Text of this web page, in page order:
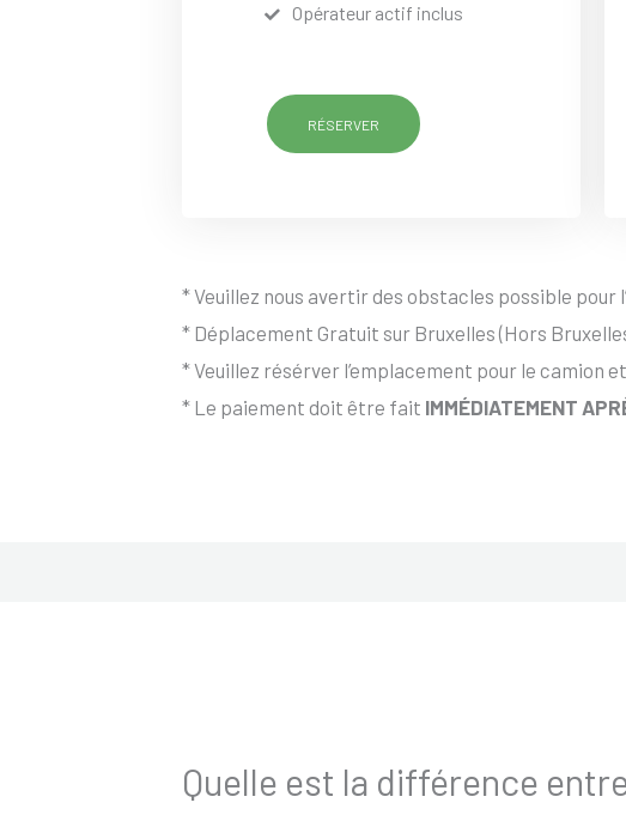
Opérateur actif inclus
RÉSERVER
* Veuillez nous avertir des obstacles possible
* Déplacement Gratuit sur Bruxelles (Hors
* Veuillez résérver l’emplacement pour le camion
* Le paiement doit être fait IMMÉDIATEMENT
Quelle est la différence